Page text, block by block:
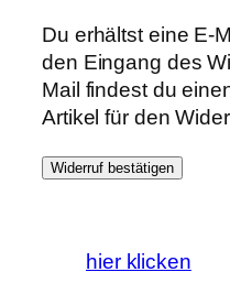
Du erhältst eine E-
den Eingang des
Mail findest du
Artikel für den
Widerruf bestätigen
hier klicken